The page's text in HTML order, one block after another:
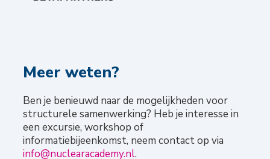
Meer weten?
Ben je benieuwd naar de mogelijkheden voor
structurele samenwerking? Heb je interesse in
een excursie, workshop of
informatiebijeenkomst, neem contact op via
info@nuclearacademy.nl.